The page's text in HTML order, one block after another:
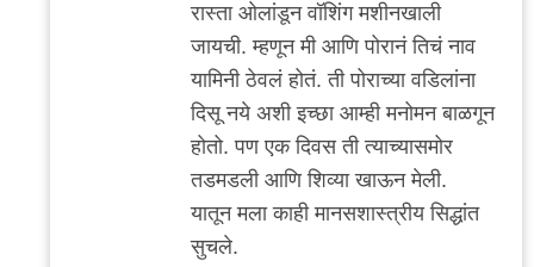
बाजू
रास्ता ओलांडून वॉशिंग मशीनखाली
जायची. म्हणून मी आणि पोरानं तिचं नाव
यामिनी ठेवलं होतं. ती पोराच्या वडिलांना
दिसू नये अशी इच्छा आम्ही मनोमन बाळगून
होतो. पण एक दिवस ती त्याच्यासमोर
तडमडली आणि शिव्या खाऊन मेली.
यातून मला काही मानसशास्त्रीय सिद्धांत
सुचले.